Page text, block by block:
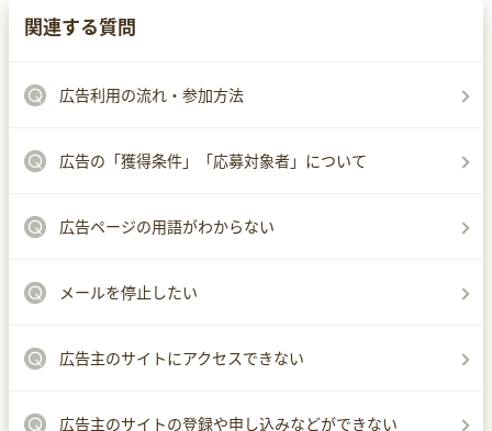
関連する質問
広告利用の流れ・参加方法
広告の「獲得条件」「応募対象者」について
広告ページの用語がわからない
メールを停止したい
広告主のサイトにアクセスできない
広告主のサイトの登録や申し込みなどができない